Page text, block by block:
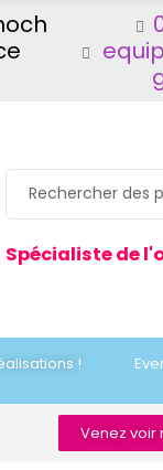
Spécialiste de
!
Venez voir